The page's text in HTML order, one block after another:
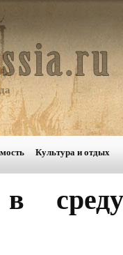
Культура и отдых